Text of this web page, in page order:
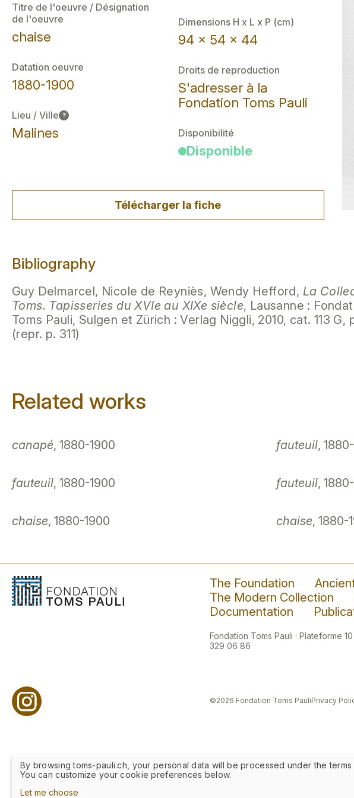
Titre de l'oeuvre / Désignation
de l'oeuvre
chaise
Datation oeuvre
1880-1900
Lieu / Ville ?
Malines
Dimensions H x L x P (cm)
94 x 54 x 44
Droits de reproduction
S'adresser à la
Fondation Toms Pauli
Disponibilité
Disponible
Télécharger la fiche
Bibliography
Guy Delmarcel, Nicole de Reyniès, Wendy Hefford, La
Toms. Tapisseries du XVIe au XIXe siècle, Lausanne :
Toms Pauli, Sulgen et Zürich : Verlag Niggli, 2010, cat. 113 G,
(repr. p. 311)
Related works
canapé, 1880-1900 fauteuil,
fauteuil, 1880-1900 fauteuil,
chaise, 1880-1900 chaise, 1880-
The Foundation
The Modern Collection
Documentation
Fondation Toms Pauli · Plateforme
329 06 86
©2026 Fondation Toms PauliPrivacy
By browsing toms-pauli.ch, your personal data will be processed under the
You can customize your cookie preferences below.
Let me choose